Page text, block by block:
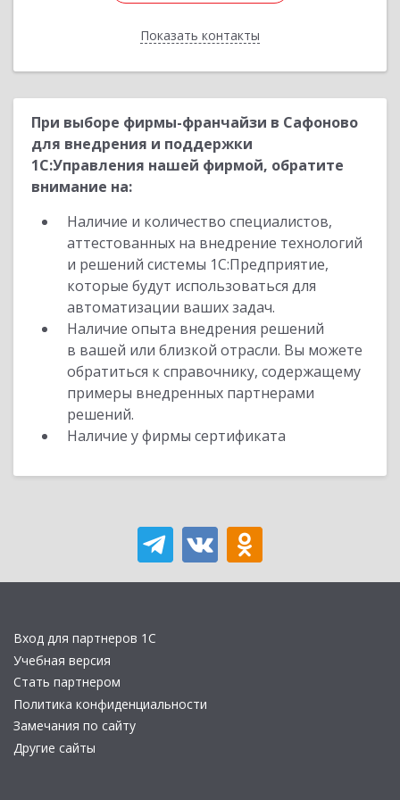
Показать контакты
Назад
При выборе фирмы-франчайзи в Сафоново
для внедрения и поддержки
1С:Управления нашей фирмой, обратите
внимание на:
Наличие и количество специалистов,
аттестованных на внедрение технологий
и решений системы 1С:Предприятие,
которые будут использоваться для
автоматизации ваших задач.
Наличие опыта внедрения решений
в вашей или близкой отрасли. Вы можете
обратиться к справочнику, содержащему
примеры внедренных партнерами
решений.
Наличие у фирмы сертификата
Вход для партнеров 1С
Учебная версия
Стать партнером
Политика конфиденциальности
Замечания по сайту
Другие сайты